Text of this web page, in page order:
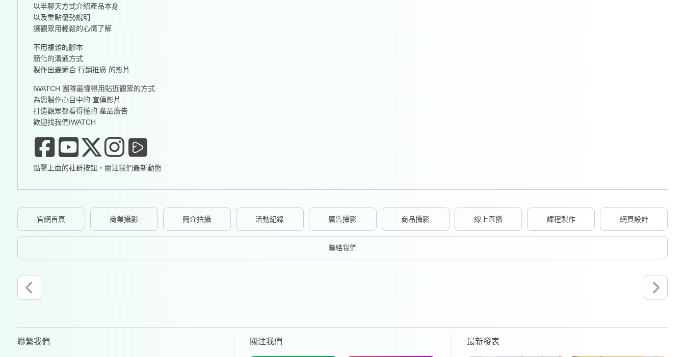
以半聊天方式介紹產品本身
以及重點優勢說明
讓觀眾用輕鬆的心情了解
不用複雜的腳本
簡化的溝通方式
製作出最適合 行銷推廣 的影片
IWATCH 團隊最懂得用貼近觀眾的方式
為您製作心目中的 宣傳影片
打造觀眾都看得懂的 產品廣告
歡迎找我們IWATCH
點擊上面的社群按鈕，關注我們最新動態
官網首頁 商業攝影 簡介拍攝 活動紀錄 廣告攝影 商品攝影 線上直播 課程製作 網頁設計
聯絡我們
聯繫我們 關注我們 最新發表